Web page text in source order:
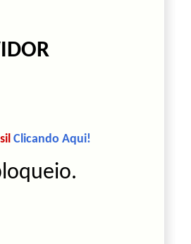
Clicando Aqui!